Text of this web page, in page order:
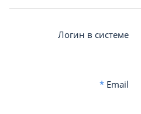
Логин в системе
*Email